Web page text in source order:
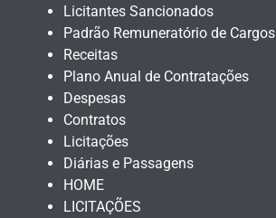
Licitantes Sancionados
Padrão Remuneratório de Cargos
Receitas
Plano Anual de Contratações
Despesas
Contratos
Licitações
Diárias e Passagens
HOME
LICITAÇÕES